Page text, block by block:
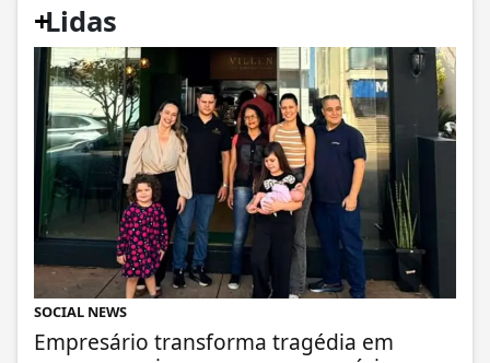
+
Lidas
SOCIAL NEWS
Empresário transforma tragédia em